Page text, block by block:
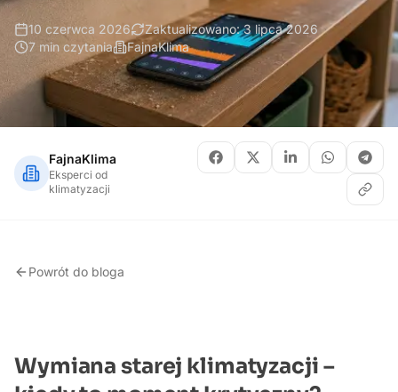
10 czerwca 2026 Zaktualizowano: 3 lipca 2026
7 min czytania FajnaKlima
FajnaKlima
Eksperci od
klimatyzacji
Powrót do bloga
Wymiana starej klimatyzacji –